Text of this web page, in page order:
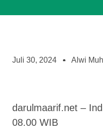
Juli 30, 2024 Alwi
darulmaarif.net –
08.00 WIB